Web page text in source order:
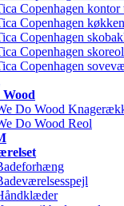
Copenhagen
Copenhagen
Copenhagen
Copenhagen
Copenhagen
Wood
Do Wood
Do Wood Reol